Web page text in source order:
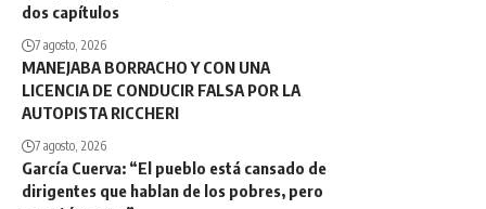
dos capítulos
7 agosto, 2026
MANEJABA BORRACHO Y CON UNA
LICENCIA DE CONDUCIR FALSA POR LA
AUTOPISTA RICCHERI
7 agosto, 2026
García Cuerva: “El pueblo está cansado de
dirigentes que hablan de los pobres, pero